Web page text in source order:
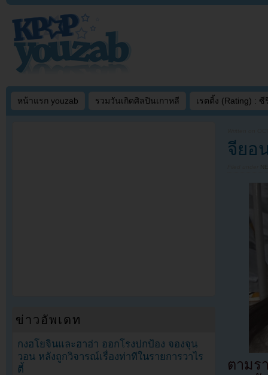
หน้าแรก youzab รวมวันเกิดศิลปินเกาหลี เรตติ้ง (Rating) : ซี
จียอ
ตามร
ข่าวอัพเดท
กงฮโยจินและฮาฮ่า ออกโรงปกป้อง จองจุน
วอน หลังถูกวิจารณ์เรื่องท่าทีในรายการวาไร
ตี้